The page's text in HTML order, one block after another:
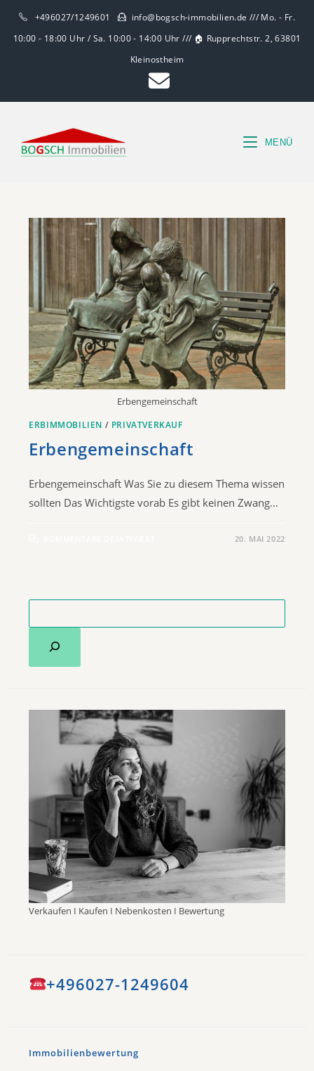
+496027/1249601
info@bogsch-immobilien.de /// Mo. - Fr.
10:00 - 18:00 Uhr / Sa. 10:00 - 14:00 Uhr /// 🏠 Rupprechtstr. 2, 63801
Kleinostheim
MENÜ
Erbengemeinschaft
ERBIMMOBILIEN / PRIVATVERKAUF
Erbengemeinschaft
Erbengemeinschaft Was Sie zu diesem Thema wissen
sollten Das Wichtigste vorab Es gibt keinen Zwang…
20. MAI 2022
Verkaufen I Kaufen I Nebenkosten I Bewertung
+496027-1249604
Immobilienbewertung